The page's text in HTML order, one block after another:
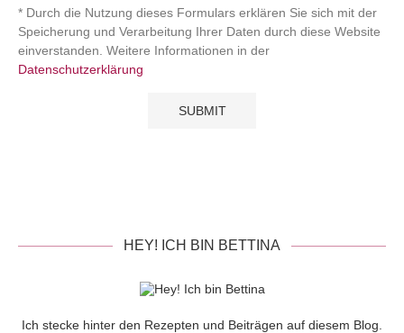
* Durch die Nutzung dieses Formulars erklären Sie sich mit der
Speicherung und Verarbeitung Ihrer Daten durch diese Website
einverstanden. Weitere Informationen in der
Datenschutzerklärung
HEY! ICH BIN BETTINA
Ich stecke hinter den Rezepten und Beiträgen auf diesem Blog.